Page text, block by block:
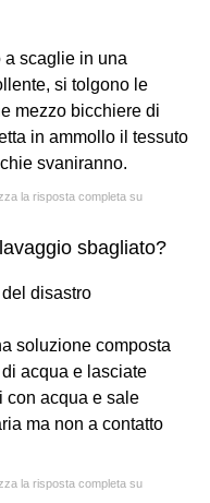
scaglie in una
si tolgono le
mezzo bicchiere di
in ammollo il tessuto
svaniranno.
la risposta completa su
sbagliato?
disastro
soluzione composta
acqua e lasciate
con acqua e sale
ma non a contatto
la risposta completa su